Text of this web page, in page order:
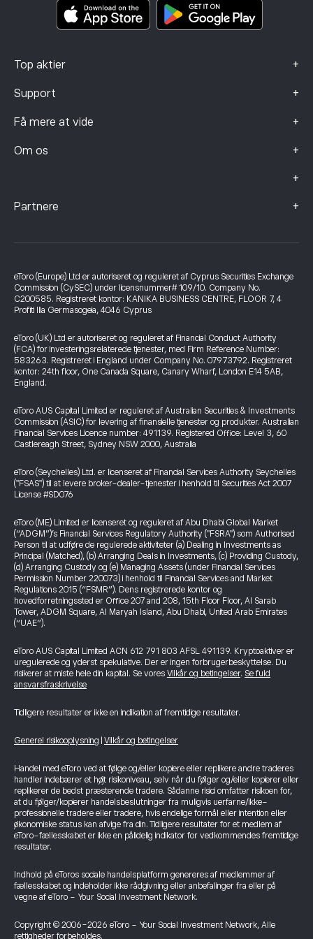
Top aktier +
Support +
Få mere at vide +
Om os +
+
Data om klager (FCA-kunder)
Partnere +
eToro (Europe) Ltd er autoriseret og reguleret af Cyprus Securities Exchange
Commission (CySEC) under licensnummer# 109/10. Company No.
C200585. Registreret kontor: KANIKA BUSINESS CENTRE, FLOOR 7, 4
Profiti Ilia Germasogeia, 4046 Cyprus
eToro (UK) Ltd er autoriseret og reguleret af Financial Conduct Authority
(FCA) for investeringsrelaterede tjenester, med Firm Reference Number:
583263. Registreret i England under Company No. 07973792. Registreret
kontor: 24th floor, One Canada Square, Canary Wharf, London E14 5AB,
England.
eToro AUS Capital Limited er reguleret af Australian Securities & Investments
Commission (ASIC) for levering af finansielle tjenester og produkter. Australian
Financial Services Licence number: 491139. Registered Office: Level 3, 60
Castlereagh Street, Sydney NSW 2000, Australia
eToro (Seychelles) Ltd. er licenseret af Financial Services Authority Seychelles
("FSAS") til at levere broker-dealer-tjenester i henhold til Securities Act 2007
License #SD076
eToro (ME) Limited er licenseret og reguleret af Abu Dhabi Global Market
(“ADGM”)’s Financial Services Regulatory Authority ("FSRA") som Authorised
Person til at udføre de regulerede aktiviteter (a) Dealing in Investments as
Principal (Matched), (b) Arranging Deals in Investments, (c) Providing Custody,
(d) Arranging Custody og (e) Managing Assets (under Financial Services
Permission Number 220073) i henhold til Financial Services and Market
Regulations 2015 (“FSMR”). Dens registrerede kontor og
hovedforretningssted er Office 207 and 208, 15th Floor Floor, Al Sarab
Tower, ADGM Square, Al Maryah Island, Abu Dhabi, United Arab Emirates
(“UAE”).
eToro AUS Capital Limited ACN 612 791 803 AFSL 491139. Kryptoaktiver er
uregulerede og yderst spekulative. Der er ingen forbrugerbeskyttelse. Du
risikerer at miste hele din kapital. Se vores Vilkår og betingelser. Se fuld
ansvarsfraskrivelse
Tidligere resultater er ikke en indikation af fremtidige resultater.
Generel risikooplysning Vilkår og betingelser
Handel med eToro ved at følge og/eller kopiere eller replikere andre traderes
handler indebærer et højt risikoniveau, selv når du følger og/eller kopierer eller
replikerer de bedst præsterende tradere. Sådanne risici omfatter risikoen for,
at du følger/kopierer handelsbeslutninger fra muligvis uerfarne/ikke-
professionelle tradere eller tradere, hvis endelige formål eller intention eller
økonomiske status kan afvige fra din. Tidligere resultater for et medlem af
eToro-fællesskabet er ikke en pålidelig indikator for vedkommendes fremtidige
resultater.
Indhold på eToros sociale handelsplatform genereres af medlemmer af
fællesskabet og indeholder ikke rådgivning eller anbefalinger fra eller på
vegne af eToro - Your Social Investment Network.
Copyright © 2006-2026 eToro - Your Social Investment Network, Alle
rettigheder forbeholdes.